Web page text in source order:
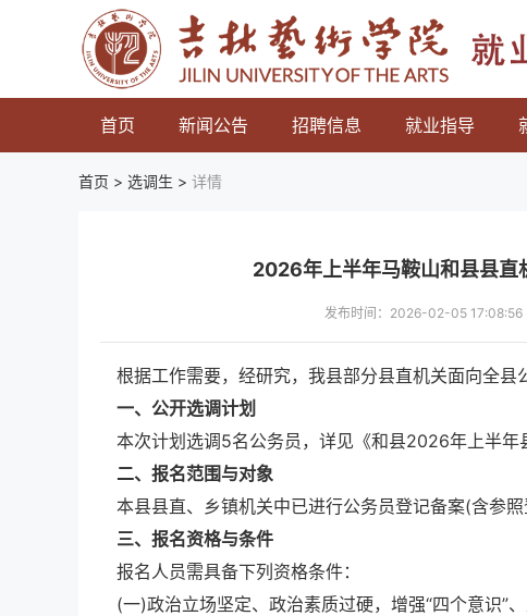
首页 新闻公告 招聘信息 就业指导
首页 > 选调生 > 详情
2026年上半年马鞍山和县县直
发布时间：2026-02-05 17:08:56
根据工作需要，经研究，我县部分县直机关面向全县
一、公开选调计划
本次计划选调5名公务员，详见《和县2026年上半年
二、报名范围与对象
本县县直、乡镇机关中已进行公务员登记备案(含参
三、报名资格与条件
报名人员需具备下列资格条件：
(一)政治立场坚定、政治素质过硬，增强“四个意识”